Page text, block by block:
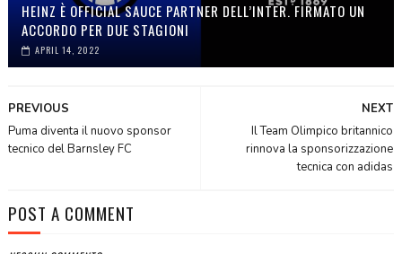
HEINZ È OFFICIAL SAUCE PARTNER DELL’INTER. FIRMATO UN
ACCORDO PER DUE STAGIONI
APRIL 14, 2022
NEXT
Il Team Olimpico britannico
rinnova la sponsorizzazione
tecnica con adidas
PREVIOUS
Puma diventa il nuovo sponsor
tecnico del Barnsley FC
POST A COMMENT